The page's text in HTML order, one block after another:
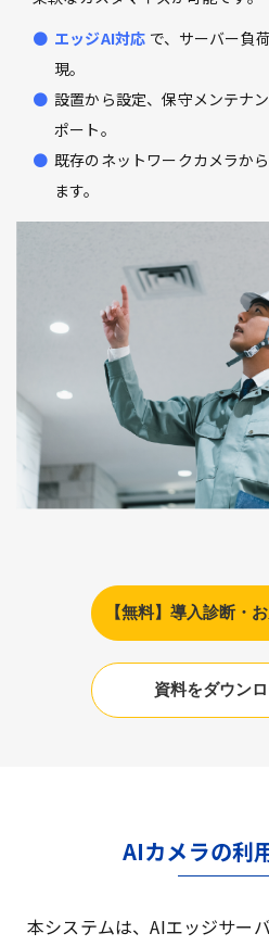
エッジAI対応 で、サーバー負
現。
設置から設定、保守メンテナ
ポート。
既存のネットワークカメラか
ます。
【無料】導入診断・
資料をダウン
AIカメラの利
本システムは、AIエッジサー